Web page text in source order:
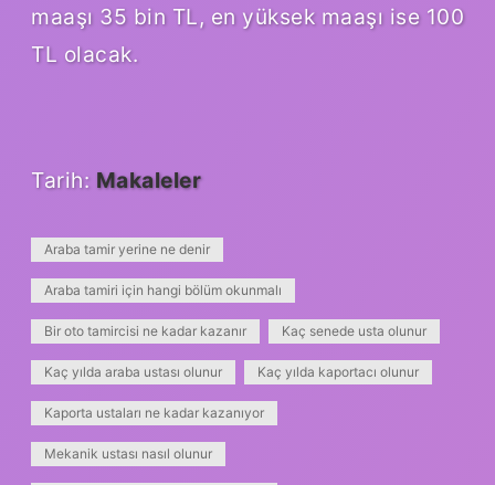
maaşı 35 bin TL, en yüksek maaşı ise 100
TL olacak.
Tarih: Makaleler
Araba tamir yerine ne denir
Araba tamiri için hangi bölüm okunmalı
Bir oto tamircisi ne kadar kazanır Kaç senede usta olunur
Kaç yılda araba ustası olunur Kaç yılda kaportacı olunur
Kaporta ustaları ne kadar kazanıyor
Mekanik ustası nasıl olunur